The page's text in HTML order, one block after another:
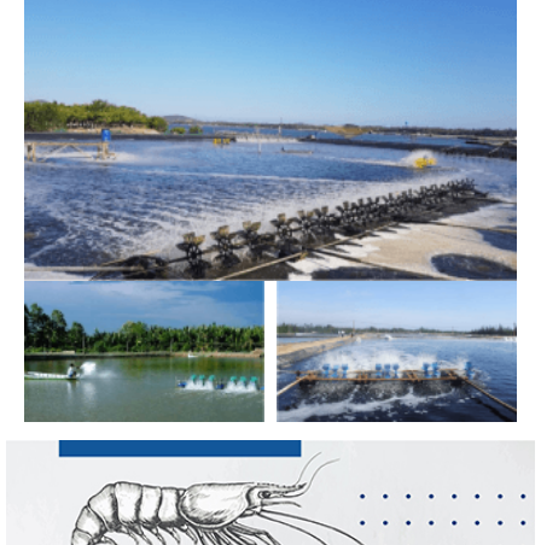
Thuế Mục 301 và bài toán thích ứng của
tôm Việt tại thị...
VASEP chào đón Công ty Cổ phần Thương
mại Sim Ba gia nhập...
Nguồn cung giảm, giá cá rô phi Trung
Quốc tiếp tục tăng
Nhập khẩu tôm của Mỹ phục hồi trong
tháng 5/2026